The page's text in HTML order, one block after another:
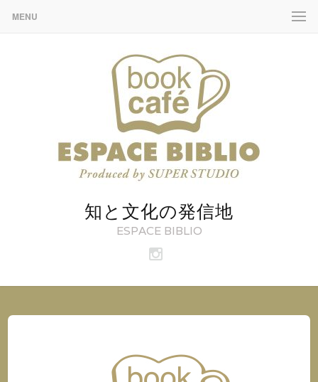
MENU
知と文化の発信地
ESPACE BIBLIO
ブ
オ
ン